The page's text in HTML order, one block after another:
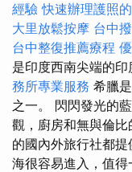
經驗 快速辦理護照
大里放鬆按摩 台中
台中整復推薦療程
是印度西南尖端的
務所專業服務 希臘
之一。 閃閃發光的
觀，廚房和無與倫
的國內外旅行社都
海很容易進入，值